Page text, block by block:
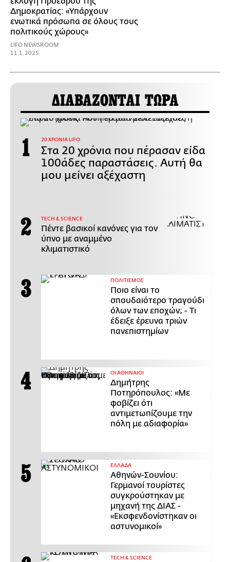
Δημοκρατίας: «Υπάρχουν
ενωτικά πρόσωπα σε όλους τους
πολιτικούς χώρους»
LIFO NEWSROOM
11.1.2025
ΔΙΑΒΑΖΟΝΤΑΙ ΤΩΡΑ
20 ΧΡΟΝΙΑ LIFO
Στα 20 χρόνια που πέρασαν είδα
100άδες παραστάσεις. Αυτή θα
μου μείνει αξέχαστη
ΤECH & SCIENCE
Πέντε βασικοί κανόνες για τον
ύπνο με αναμμένο
κλιματιστικό
ΠΟΛΙΤΙΣΜΟΣ
Ποιο είναι το
σπουδαιότερο τραγούδι
όλων των εποχών; - Τι
έδειξε έρευνα τριών
πανεπιστημίων
ΟΙ ΑΘΗΝΑΙΟΙ
Δημήτρης
Ποτηρόπουλος: «Με
φοβίζει ότι
αντιμετωπίζουμε την
πόλη με αδιαφορία»
ΕΛΛΑΔΑ
Αθηνών-Σουνίου:
Γερμανοί τουρίστες
συγκρούστηκαν με
μηχανή της ΔΙΑΣ -
«Εκσφενδονίστηκαν οι
αστυνομικοί»
ΤECH & SCIENCE